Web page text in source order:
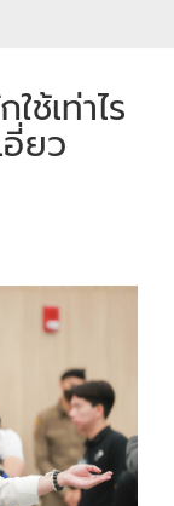
ช้เท่าไร
อี่ยว